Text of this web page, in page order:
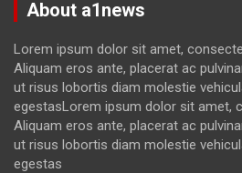
About a1news
Lorem ipsum dolor sit amet,
Aliquam eros ante, placerat ac
ut risus lobortis diam molestie
egestasLorem ipsum dolor sit amet,
Aliquam eros ante, placerat ac
ut risus lobortis diam molestie
egestas